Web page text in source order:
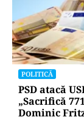
POLITICĂ
PSD atacă
„Sacrifică
Dominic